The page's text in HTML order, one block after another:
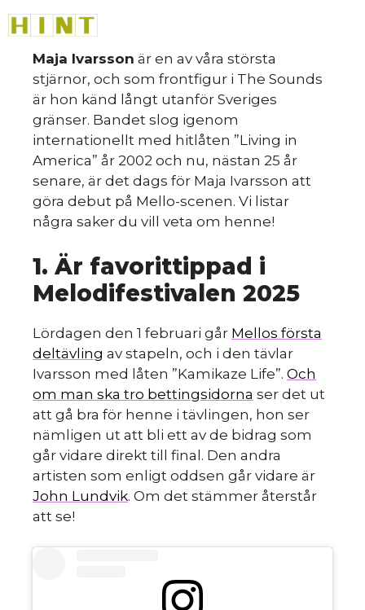
till
innehåll
Maja Ivarsson är en av våra största
stjärnor, och som frontfigur i The Sounds
är hon känd långt utanför Sveriges
gränser. Bandet slog igenom
internationellt med hitlåten ”Living in
America” år 2002 och nu, nästan 25 år
senare, är det dags för Maja Ivarsson att
göra debut på Mello-scenen. Vi listar
några saker du vill veta om henne!
1. Är favorittippad i
Melodifestivalen 2025
Lördagen den 1 februari går Mellos första
deltävling av stapeln, och i den tävlar
Ivarsson med låten ”Kamikaze Life”. Och
om man ska tro bettingsidorna ser det ut
att gå bra för henne i tävlingen, hon ser
nämligen ut att bli ett av de bidrag som
går vidare direkt till final. Den andra
artisten som enligt oddsen går vidare är
John Lundvik. Om det stämmer återstår
att se!